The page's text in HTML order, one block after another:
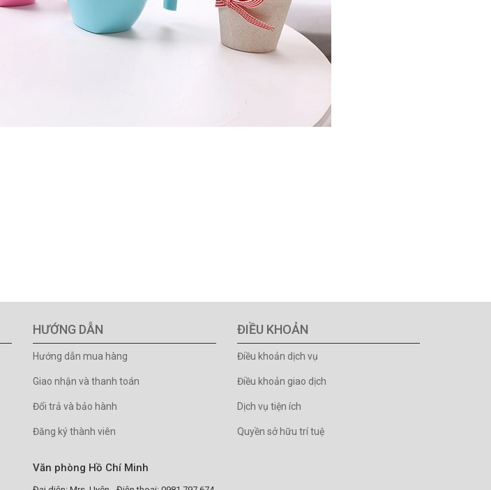
HƯỚNG DẪN
Hướng dẫn mua hàng
Giao nhận và thanh toán
Đổi trả và bảo hành
Đăng ký thành viên
ĐIỀU KHOẢN
Điều khoản dịch vụ
Điều khoản giao dịch
Dịch vụ tiện ích
Quyền sở hữu trí tuệ
Văn phòng Hồ Chí Minh